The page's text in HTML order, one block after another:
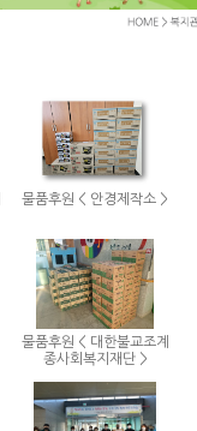
물품후원 < 안경제작소 >
물품후원 < 대한불교조계
종사회복지재단 >